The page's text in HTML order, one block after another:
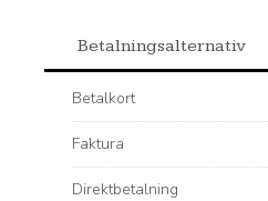
Betalningsalternativ
Betalkort
Faktura
Direktbetalning